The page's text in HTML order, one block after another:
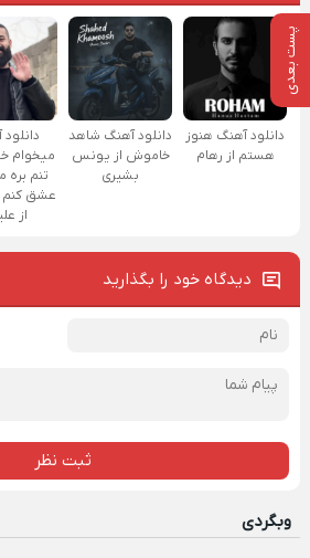
پست بعدی
دانلود آهنگ هنوز
هستم از رهام
دانلود آهنگ شاهد
خاموش از یونس
بشیری
میخوام
تنم بره
عشق کنم
از
دیدگاه خود را بگذارید
ثبت نظر
وبگردی